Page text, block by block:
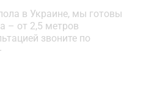
в Украине, мы готовы
– от 2,5 метров
звоните по